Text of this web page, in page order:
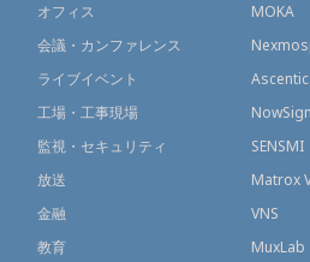
オフィス
会議・カンファレンス
ライブイベント
工場・工事現場
監視・セキュリティ
放送
金融
教育
MOKA
Ascentic
SENSMI
Matrox
VNS
MuxLab